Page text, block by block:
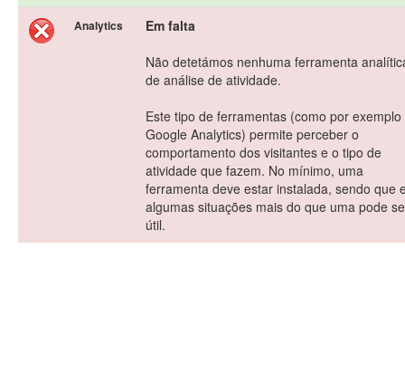
Analytics
Em falta
Não detetámos nenhuma ferramenta
de análise de atividade.
Este tipo de ferramentas (como por exemplo
Google Analytics) permite perceber o
comportamento dos visitantes e o tipo de
atividade que fazem. No mínimo, uma
ferramenta deve estar instalada, sendo que
algumas situações mais do que uma pode
útil.